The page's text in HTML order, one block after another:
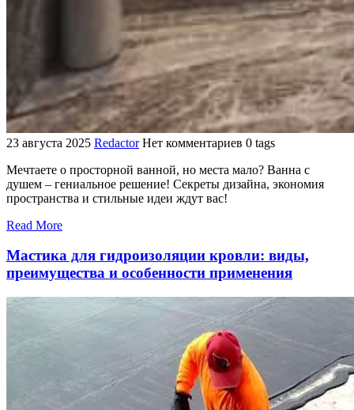
23 августа 2025 Redactor Нет комментариев 0 tags
Мечтаете о просторной ванной, но места мало? Ванна с
душем – гениальное решение! Секреты дизайна, экономия
пространства и стильные идеи ждут вас!
Read More
Мастика для гидроизоляции кровли: виды,
преимущества и особенности применения